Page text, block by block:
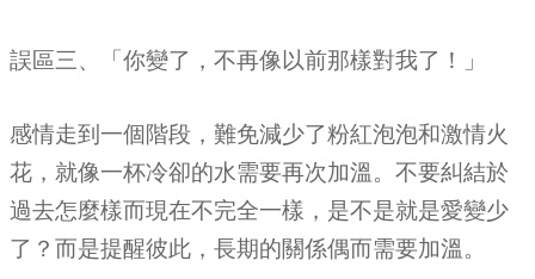
誤區三、「你變了，不再像以前那樣對我了！」
感情走到一個階段，難免減少了粉紅泡泡和激情火
花，就像一杯冷卻的水需要再次加溫。不要糾結於
過去怎麼樣而現在不完全一樣，是不是就是愛變少
了？而是提醒彼此，長期的關係偶而需要加溫。